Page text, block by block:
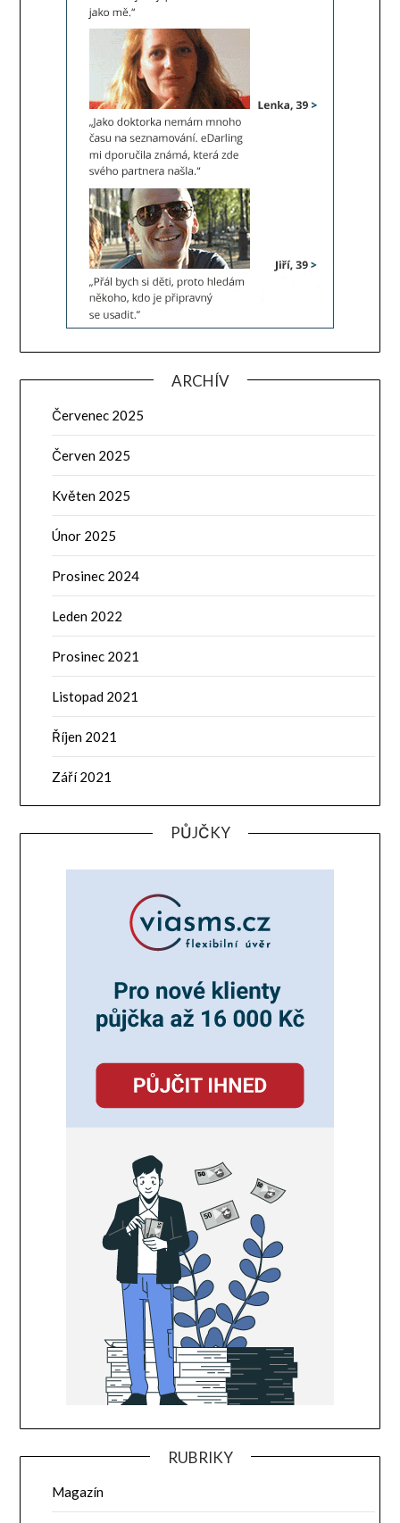
ARCHÍV
Červenec 2025
Červen 2025
Květen 2025
Únor 2025
Prosinec 2024
Leden 2022
Prosinec 2021
Listopad 2021
Říjen 2021
Září 2021
PŮJČKY
RUBRIKY
Magazín